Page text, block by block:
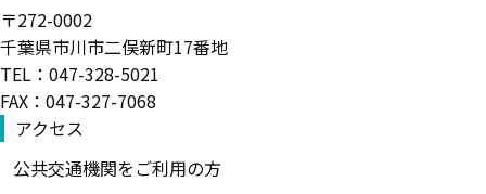
〒272-0002
千葉県市川市二俣新町17番地
TEL：047-328-5021
FAX：047-327-7068
アクセス
公共交通機関をご利用の方